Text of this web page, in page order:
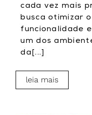
cada vez mais
busca otimizar
funcionalidade
um dos
da[...]
leia mais